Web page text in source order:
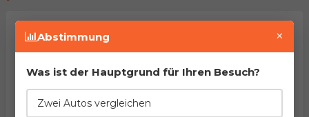
Abstimmung ×
Was ist der Hauptgrund für Ihren Besuch?
Zwei Autos vergleichen